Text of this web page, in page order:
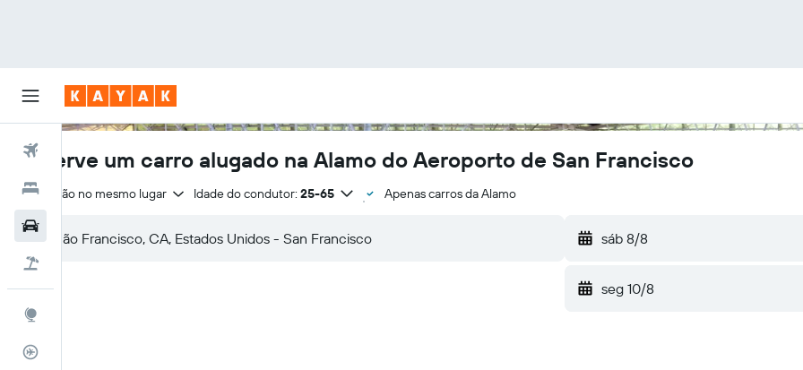
Hotéis
Reserve um carro alugado na Alamo do Aeroporto de San Francisco
Devolução no mesmo lugar Idade do condutor: 25-65 Apenas carros da Alamo
sáb 8/8
seg 10/8